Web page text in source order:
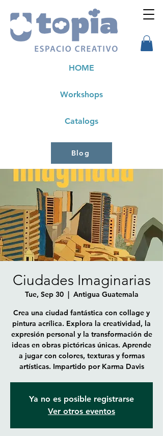
Workshops
HOME
Catalogs
Blog
Ciudades Imaginarias
Tue, Sep 30
  |
Antigua Guatemala
Crea una ciudad fantástica con collage y
pintura acrílica. Explora la creatividad, la
expresión personal y la transformación de
ideas en obras pictóricas únicas. Aprende
a jugar con colores, texturas y formas
artísticas. Impartido por Karma Davis
Ya no es posible registrarse
Ver otros eventos